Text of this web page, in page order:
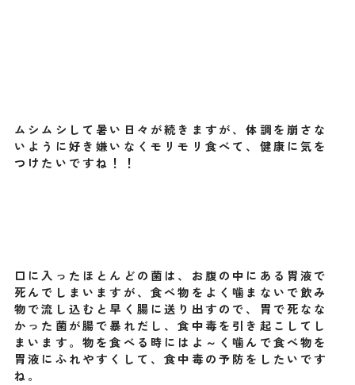
ムシムシして暑い日々が続きますが、体調を崩さな
いように好き嫌いなくモリモリ食べて、 健康に気を
つけたいですね！！
口に入ったほとんどの菌は、お腹の中にある胃液で
死んでしまいますが、食べ物をよく噛まないで飲み
物で流し込むと早く腸に送り出すので、胃で死なな
かった菌が腸で暴れだし、食中毒を引き起こしてし
まいま す。物を食べる時にはよ～く噛んで食べ物を
胃液にふれやすくして、食中毒の予防をしたいです
ね。